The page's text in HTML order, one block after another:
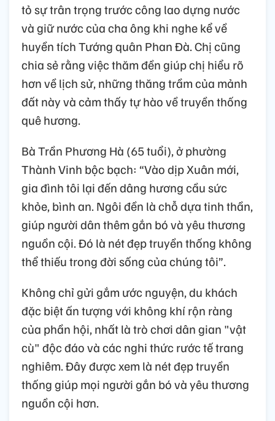
tỏ sự trân trọng trước công lao dựng nước
và giữ nước của cha ông khi nghe kể về
huyền tích Tướng quân Phan Đà. Chị cũng
chia sẻ rằng việc thăm đền giúp chị hiểu rõ
hơn về lịch sử, những thăng trầm của mảnh
đất này và cảm thấy tự hào về truyền thống
quê hương.
Bà Trần Phương Hà (65 tuổi), ở phường
Thành Vinh bộc bạch: “Vào dịp Xuân mới,
gia đình tôi lại đến dâng hương cầu sức
khỏe, bình an. Ngôi đền là chỗ dựa tinh thần,
giúp người dân thêm gắn bó và yêu thương
nguồn cội. Đó là nét đẹp truyền thống không
thể thiếu trong đời sống của chúng tôi”.
Không chỉ gửi gắm ước nguyện, du khách
đặc biệt ấn tượng với không khí rộn ràng
của phần hội, nhất là trò chơi dân gian "vật
cù" độc đáo và các nghi thức rước tế trang
nghiêm. Đây được xem là nét đẹp truyền
thống giúp mọi người gắn bó và yêu thương
nguồn cội hơn.